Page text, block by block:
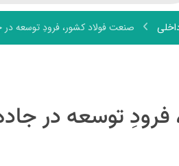
صنعت فولاد کشور، فرودِ توسعه در
توسعه در